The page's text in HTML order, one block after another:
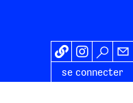
se connecter